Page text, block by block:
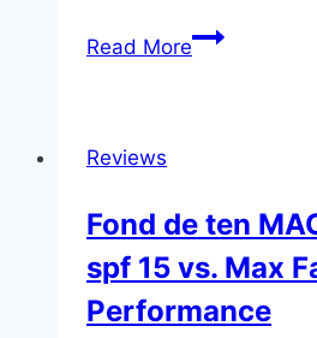
Read MorePrimul
Reviews
Fond de ten
spf 15 vs. Max
Performance